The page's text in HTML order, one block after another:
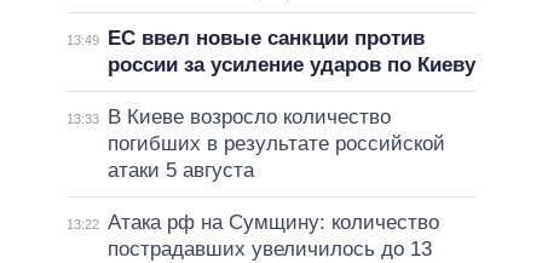
13:49
ЕС ввел новые санкции против
россии за усиление ударов по Киеву
13:33
В Киеве возросло количество
погибших в результате российской
атаки 5 августа
13:22 Атака рф на Сумщину: количество
пострадавших увеличилось до 13